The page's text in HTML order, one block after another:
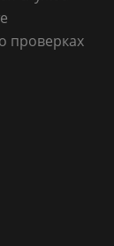
проверках